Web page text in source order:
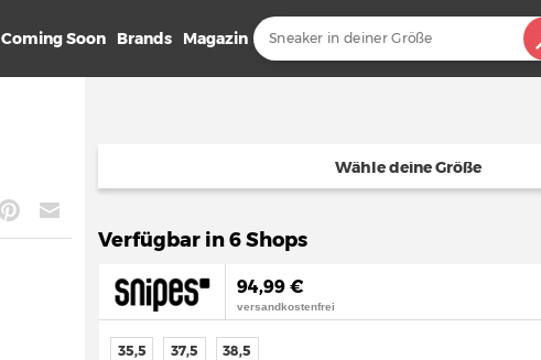
Coming Soon Brands Magazin
Wähle deine Größe
Verfügbar in 6 Shops
94,99 €
versandkostenfrei
35,5 37,5 38,5